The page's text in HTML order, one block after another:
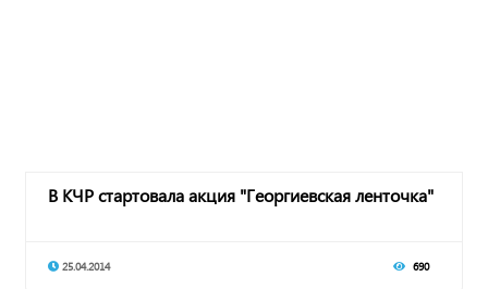
В КЧР стартовала акция "Георгиевская ленточка"
25.04.2014 690